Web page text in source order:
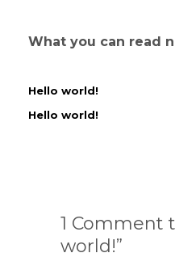
What you can read
Hello world!
Hello world!
1 Comment
world!”